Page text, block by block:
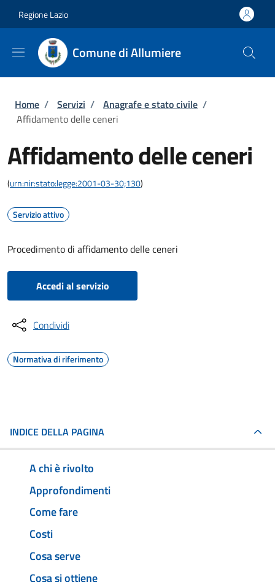
Regione Lazio
Comune di Allumiere
Briciole di pane
Home / Servizi / Anagrafe e stato civile /
Affidamento delle ceneri
Affidamento delle ceneri
(urn:nir:stato:legge:2001-03-30;130)
Servizio attivo
Procedimento di affidamento delle ceneri
Accedi al servizio
Condividi
Normativa di riferimento
INDICE DELLA PAGINA
A chi è rivolto
Approfondimenti
Come fare
Costi
Cosa serve
Cosa si ottiene